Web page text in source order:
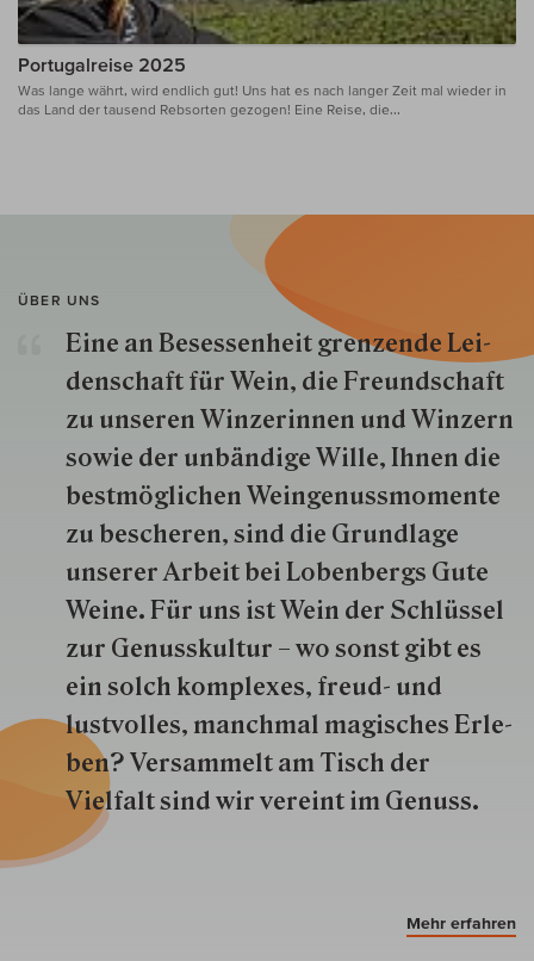
Portugalreise 2025
Was lange währt, wird endlich gut! Uns hat es nach langer Zeit mal wieder in
das Land der tausend Rebsorten gezogen! Eine Reise, die...
ÜBER UNS
Eine an Besessenheit gren­zende Lei­
den­schaft für Wein, die Freund­schaft
zu unseren Win­zer­innen und Win­zern
so­wie der un­bän­dige Wille, Ihnen die
best­mög­lich­en Wein­genuss­momente
zu besche­ren, sind die Grund­lage
unserer Arbeit bei Lobenbergs Gute
Weine. Für uns ist Wein der Schlüs­sel
zur Genuss­kultur – wo sonst gibt es
ein solch kom­plexes, freud- und
lustvolles, manchmal ma­gisch­es Er­le­
ben? Versammelt am Tisch der
Vielfalt sind wir ver­eint im Genuss.
Mehr erfahren